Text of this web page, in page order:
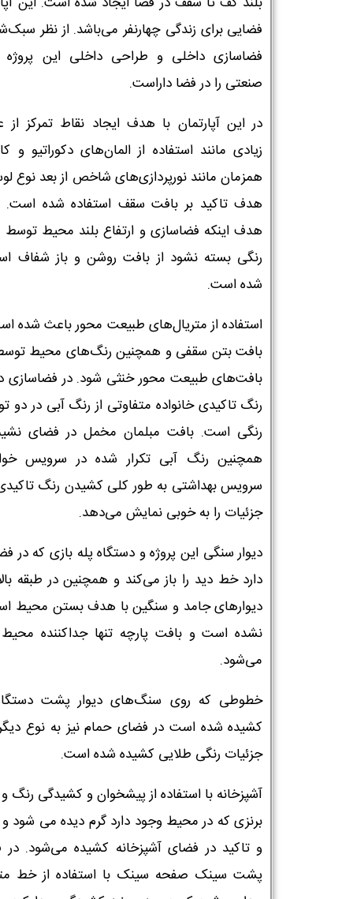
فضایی برای زندگی چهارنفر می‌باشد. از نظر
فضاسازی داخلی و طراحی داخلی این
صنعتی را در فضا داراست.
در این آپارتمان با هدف ایجاد نقاط تمرکز از
زیادی مانند استفاده از المان‌های دکوراتیو و
همزمان مانند نورپردازی‌های شاخص از بعد نوع
هدف تاکید بر بافت سقف استفاده شده است.
هدف اینکه فضاسازی و ارتفاع بلند محیط توسط
رنگی بسته نشود از بافت روشن و باز شفاف
شده است.
استفاده از متریال‌های طبیعت محور باعث شده
بافت بتن سقفی و همچنین رنگ‌های محیط
بافت‌های طبیعت محور خنثی شود. در فضاسازی
رنگ تاکیدی خانواده متفاوتی از رنگ آبی در دو
رنگی است. بافت مبلمان مخمل در فضای
همچنین رنگ آبی تکرار شده در سرویس
سرویس بهداشتی به طور کلی کشیدن رنگ
جزئیات را به خوبی نمایش می‌دهد.
دیوار سنگی این پروژه و دستگاه پله بازی که در
دارد خط دید را باز می‌کند و همچنین در طبقه
دیوارهای جامد و سنگین با هدف بستن محیط
نشده است و بافت پارچه تنها جداکننده
می‌شود.
خطوطی که روی سنگ‌های دیوار پشت
کشیده شده است در فضای حمام نیز به نوع
جزئیات رنگی طلایی کشیده شده است.
آشپزخانه با استفاده از پیشخوان و کشیدگی رنگ
برنزی که در محیط وجود دارد گرم دیده می شود و
و تاکید در فضای آشپزخانه کشیده می‌شود.
پشت سینک صفحه سینک با استفاده از خط